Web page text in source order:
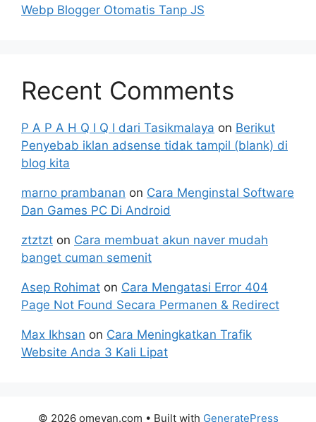
Webp Blogger Otomatis Tanp JS
Recent Comments
P A P A H Q I Q I dari Tasikmalaya on Berikut
Penyebab iklan adsense tidak tampil (blank) di
blog kita
marno prambanan on Cara Menginstal Software
Dan Games PC Di Android
ztztzt on Cara membuat akun naver mudah
banget cuman semenit
Asep Rohimat on Cara Mengatasi Error 404
Page Not Found Secara Permanen & Redirect
Max Ikhsan on Cara Meningkatkan Trafik
Website Anda 3 Kali Lipat
© 2026 omevan.com • Built with GeneratePress